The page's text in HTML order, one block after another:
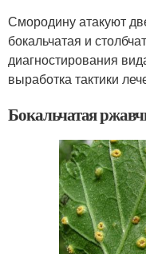
Смородину атакуют
бокальчатая и
диагностирования
выработка тактики
Бокальчатая